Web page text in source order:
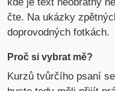
kde je text neobratný
čte. Na ukázky
doprovodných fotkách.
Proč si vybrat mě?
Kurzů tvůrčího psaní